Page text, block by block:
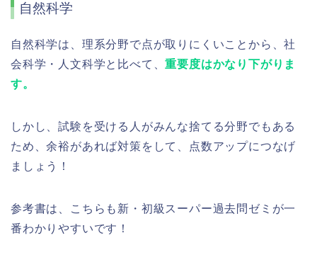
自然科学
自然科学は、理系分野で点が取りにくいことから、社
会科学・人文科学と比べて、重要度はかなり下がりま
す。
しかし、試験を受ける人がみんな捨てる分野でもある
ため、余裕があれば対策をして、点数アップにつなげ
ましょう！
参考書は、こちらも新・初級スーパー過去問ゼミが一
番わかりやすいです！